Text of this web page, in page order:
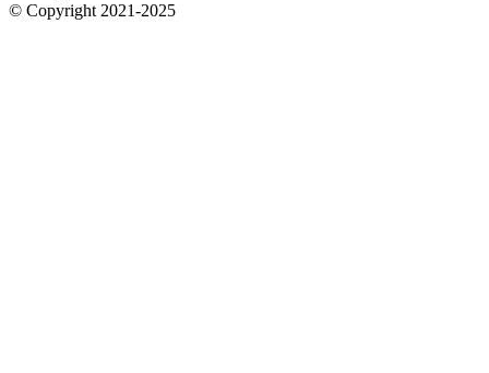
© Copyright 2021-2025